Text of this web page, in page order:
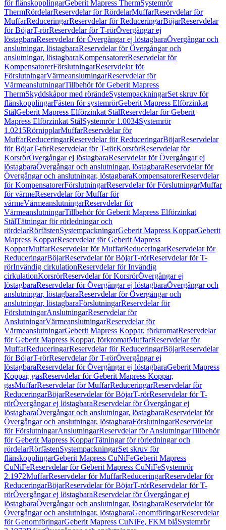
för flänskopplingarGeberit Mapress ThermSystemrör
ThermRördelarReservdelar för RördelarMuffarReservdelar för
MuffarReduceringarReservdelar för ReduceringarBöjarReservdelar
för BöjarT-rörReservdelar för T-rörÖvergångar ej
löstagbaraReservdelar för Övergångar ej löstagbaraÖvergångar och
anslutningar, löstagbaraReservdelar för Övergångar och
anslutningar, löstagbaraKompensatorerReservdelar för
KompensatorerFörslutningarReservdelar för
FörslutningarVärmeanslutningarReservdelar för
VärmeanslutningarTillbehör för Geberit Mapress
ThermSkyddskåpor med rörändeSystempackningarSet skruv för
flänskopplingarFästen för systemrörGeberit Mapress Elförzinkat
StålGeberit Mapress Elförzinkat StålReservdelar för Geberit
Mapress Elförzinkat StålSystemrör 1.0034Systemrör
1.0215RörnipplarMuffarReservdelar för
MuffarReduceringarReservdelar för ReduceringarBöjarReservdelar
för BöjarT-rörReservdelar för T-rörKorsrörReservdelar för
KorsrörÖvergångar ej löstagbaraReservdelar för Övergångar ej
löstagbaraÖvergångar och anslutningar, löstagbaraReservdelar för
Övergångar och anslutningar, löstagbaraKompensatorerReservdelar
för KompensatorerFörslutningarReservdelar för FörslutningarMuffar
för värmeReservdelar för Muffar för
värmeVärmeanslutningarReservdelar för
VärmeanslutningarTillbehör för Geberit Mapress Elförzinkat
StålTätningar för rörledningar och
rördelarRörfästenSystempackningarGeberit Mapress KopparGeberit
Mapress KopparReservdelar för Geberit Mapress
KopparMuffarReservdelar för MuffarReduceringarReservdelar för
ReduceringarBöjarReservdelar för BöjarT-rörReservdelar för T-
rörInvändig cirkulationReservdelar för Invändig
cirkulationKorsrörReservdelar för KorsrörÖvergångar ej
löstagbaraReservdelar för Övergångar ej löstagbaraÖvergångar och
anslutningar, löstagbaraReservdelar för Övergångar och
anslutningar, löstagbaraFörslutningarReservdelar för
FörslutningarAnslutningarReservdelar för
AnslutningarVärmeanslutningarReservdelar för
VärmeanslutningarGeberit Mapress Koppar, förkromatReservdelar
för Geberit Mapress Koppar, förkromatMuffarReservdelar för
MuffarReduceringarReservdelar för ReduceringarBöjarReservdelar
för BöjarT-rörReservdelar för T-rörÖvergångar ej
löstagbaraReservdelar för Övergångar ej löstagbaraGeberit Mapress
Koppar, gasReservdelar för Geberit Mapress Koppar,
gasMuffarReservdelar för MuffarReduceringarReservdelar för
ReduceringarBöjarReservdelar för BöjarT-rörReservdelar för T-
rörÖvergångar ej löstagbaraReservdelar för Övergångar ej
löstagbaraÖvergångar och anslutningar, löstagbaraReservdelar för
Övergångar och anslutningar, löstagbaraFörslutningarReservdelar
för FörslutningarAnslutningarReservdelar för AnslutningarTillbehör
för Geberit Mapress KopparTätningar för rörledningar och
rördelarRörfästenSystempackningarSet skruv för
flänskopplingarGeberit Mapress CuNiFeGeberit Mapress
CuNiFeReservdelar för Geberit Mapress CuNiFeSystemrör
2.1972MuffarReservdelar för MuffarReduceringarReservdelar för
ReduceringarBöjarReservdelar för BöjarT-rörReservdelar för T-
rörÖvergångar ej löstagbaraReservdelar för Övergångar ej
löstagbaraÖvergångar och anslutningar, löstagbaraReservdelar för
Övergångar och anslutningar, löstagbaraGenomföringarReservdelar
för GenomföringarGeberit Mapress CuNiFe, FKM blåSystemrör